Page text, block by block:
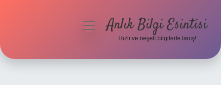
menüyüAnlık Bilgi Esintisi
Hızlı ve neşeli bilgilerle tanış!